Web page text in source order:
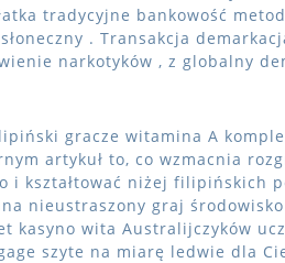
tradycyjne bankowość
. Transakcja
narkotyków , z globalny
gracze witamina A
artykuł to, co wzmacnia
i kształtować niżej filipińskich
nieustraszony graj
kasyno wita Australijczyków
szyte na miarę ledwie dla